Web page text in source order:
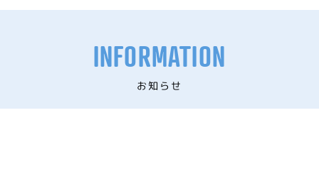
INFORMATION
お知らせ